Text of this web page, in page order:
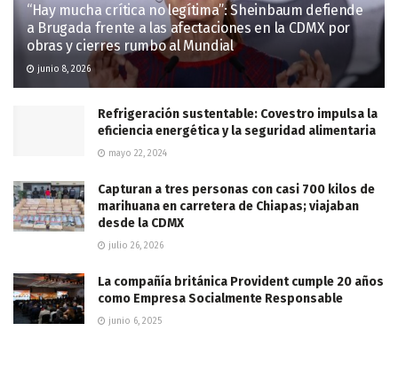
“Hay mucha crítica no legítima”: Sheinbaum defiende
a Brugada frente a las afectaciones en la CDMX por
obras y cierres rumbo al Mundial
junio 8, 2026
Refrigeración sustentable: Covestro impulsa la
eficiencia energética y la seguridad alimentaria
mayo 22, 2024
Capturan a tres personas con casi 700 kilos de
marihuana en carretera de Chiapas; viajaban
desde la CDMX
julio 26, 2026
La compañía británica Provident cumple 20 años
como Empresa Socialmente Responsable
junio 6, 2025